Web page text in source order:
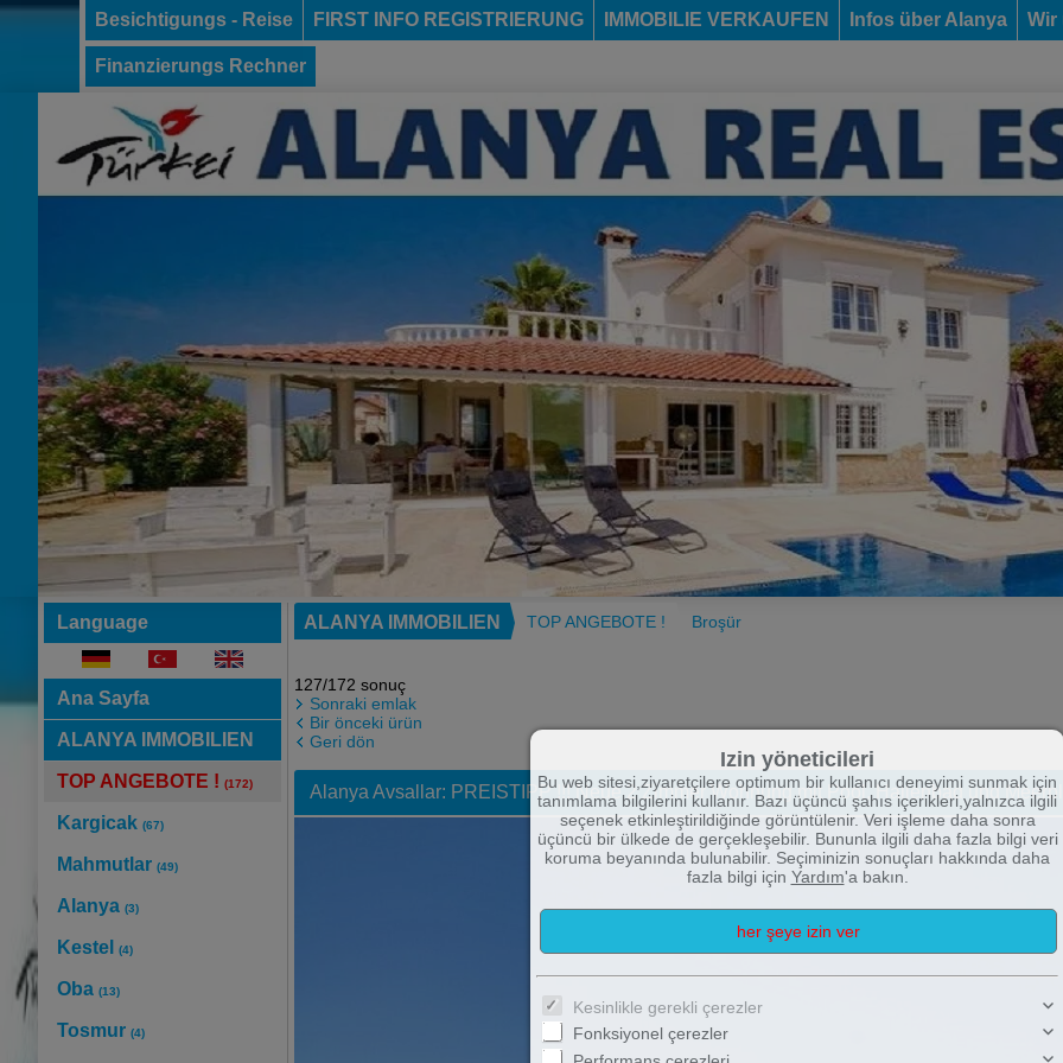
Besichtigungs - Reise FIRST INFO REGISTRIERUNG IMMOBILIE VERKAUFEN Infos über Alanya Wir
Finanzierungs Rechner
Language
Ana Sayfa
ALANYA IMMOBILIEN
TOP ANGEBOTE ! (172)
Kargicak (67)
Mahmutlar (49)
Alanya (3)
Kestel (4)
Oba (13)
Tosmur (4)
ALANYA IMMOBILIEN TOP ANGEBOTE ! Broşür
127/172 sonuç
Sonraki emlak
Bir önceki ürün
Geri dön
Alanya Avsallar: PREISTIPP !!! Neue 2 Zimmer Wohnung mit Pool, Hallenbad und
Izin yöneticileri
Bu web sitesi,ziyaretçilere optimum bir kullanıcı deneyimi sunmak için
tanımlama bilgilerini kullanır. Bazı üçüncü şahıs içerikleri,yalnızca ilgili
seçenek etkinleştirildiğinde görüntülenir. Veri işleme daha sonra
üçüncü bir ülkede de gerçekleşebilir. Bununla ilgili daha fazla bilgi veri
koruma beyanında bulunabilir. Seçiminizin sonuçları hakkında daha
fazla bilgi için Yardım'a bakın.
Kesinlikle gerekli çerezler
Fonksiyonel çerezler